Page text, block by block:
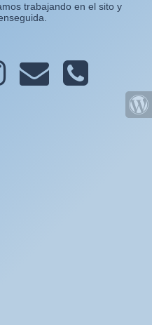
trabajando en el sito y